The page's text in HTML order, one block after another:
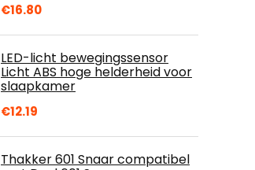
€16.80
LED-licht bewegingssensor
Licht ABS hoge helderheid voor
slaapkamer
€12.19
Thakker 601 Snaar compatibel